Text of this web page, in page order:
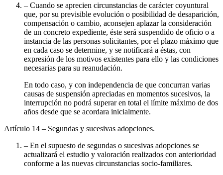
– Cuando se aprecien circunstancias de carácter coyuntural
que, por su previsible evolución o posibilidad de desaparición,
compensación o cambio, aconsejen aplazar la consideración
de un concreto expediente, éste será suspendido de oficio o a
instancia de las personas solicitantes, por el plazo máximo que
en cada caso se determine, y se notificará a éstas, con
expresión de los motivos existentes para ello y las condiciones
necesarias para su reanudación.
En todo caso, y con independencia de que concurran varias
causas de suspensión apreciadas en momentos sucesivos, la
interrupción no podrá superar en total el límite máximo de dos
años desde que se acordara inicialmente.
Artículo 14 – Segundas y sucesivas adopciones.
– En el supuesto de segundas o sucesivas adopciones se
actualizará el estudio y valoración realizados con anterioridad
conforme a las nuevas circunstancias socio-familiares.